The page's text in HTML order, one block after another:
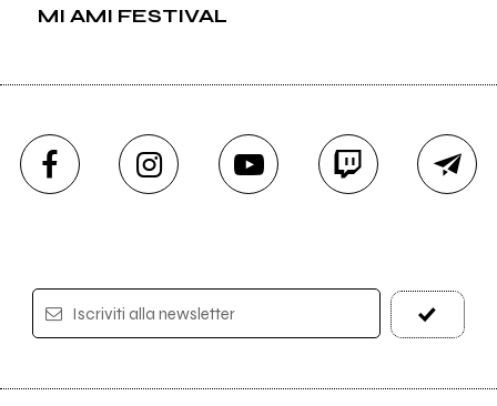
MI AMI FESTIVAL
Iscriviti alla newsletter